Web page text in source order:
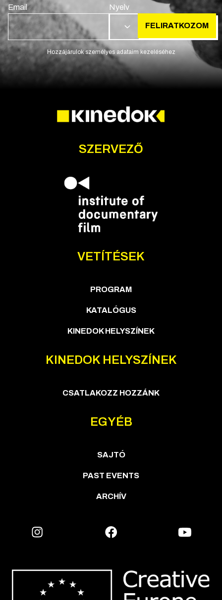
Email Nyelv
HU FELIRATKOZOM
Hozzájárulok személyes adataim kezeléséhez
SZERVEZŐ
VETÍTÉSEK
PROGRAM
KATALÓGUS
KINEDOK HELYSZÍNEK
KINEDOK HELYSZÍNEK
CSATLAKOZZ HOZZÁNK
EGYÉB
SAJTÓ
PAST EVENTS
ARCHÍV